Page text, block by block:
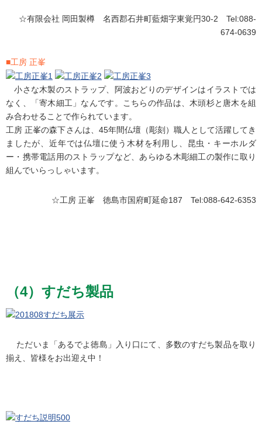
☆有限会社 岡田製樽 名西郡石井町藍畑字東覚円30-2 Tel:088-
674-0639
■工房 正峯
小さな木製のストラップ、阿波おどりのデザインはイラストでは
なく、「寄木細工」なんです。こちらの作品は、木頭杉と唐木を組
み合わせることで作られています。
工房 正峯の森下さんは、45年間仏壇（彫刻）職人として活躍してき
ましたが、近年では仏壇に使う木材を利用し、昆虫・キーホルダ
ー・携帯電話用のストラップなど、あらゆる木彫細工の製作に取り
組んでいらっしゃいます。
☆工房 正峯 徳島市国府町延命187 Tel:088-642-6353
（4）すだち製品
ただいま「あるでよ徳島」入り口にて、多数のすだち製品を取り
揃え、皆様をお出迎え中！